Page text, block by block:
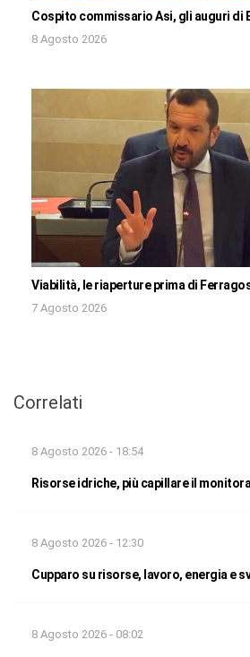
Cospito commissario Asi, gli auguri di
8 Agosto 2026
Viabilità, le riaperture prima di
7 Agosto 2026
Correlati
8 Agosto 2026 - 18:54
Risorse idriche, più capillare il
8 Agosto 2026 - 12:30
Cupparo su risorse, lavoro, energia e
8 Agosto 2026 - 08:02